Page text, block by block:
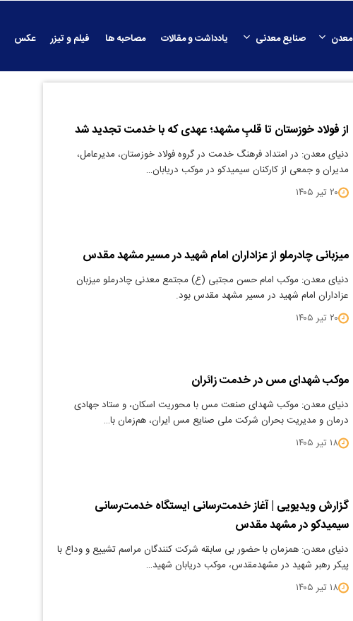
معدن صنایع معدنی یادداشت و مقالات مصاحبه ها فیلم و تیزر عکس
از فولاد خوزستان تا قلبِ مشهد؛ عهدی که با خدمت تجدید شد
دنیای معدن: در امتداد فرهنگ خدمت در گروه فولاد خوزستان، مدیرعامل،
مدیران و جمعی از کارکنان سیمیدکو در موکب دریابان…
۲۰ تیر ۱۴۰۵
میزبانی چادرملو از عزاداران امام شهید در مسیر مشهد مقدس
دنیای معدن: موکب امام حسن مجتبی (ع) مجتمع معدنی چادرملو میزبان
عزاداران امام شهید در مسیر مشهد مقدس بود.
۲۰ تیر ۱۴۰۵
موکب شهدای مس در خدمت زائران
دنیای معدن: موکب شهدای صنعت مس‌ با محوریت اسکان، و ستاد جهادی
درمان و مدیریت بحران شرکت ملی صنایع مس ایران، هم‌زمان با…
۱۸ تیر ۱۴۰۵
گزارش ویدیویی | آغاز خدمت‌رسانی ایستگاه خدمت‌رسانی
سیمیدکو در مشهد مقدس
دنیای معدن: همزمان با حضور بی سابقه شرکت‌ کنندگان مراسم تشییع و وداع با
پیکر رهبر شهید در مشهدمقدس، موکب دریابان شهید…
۱۸ تیر ۱۴۰۵